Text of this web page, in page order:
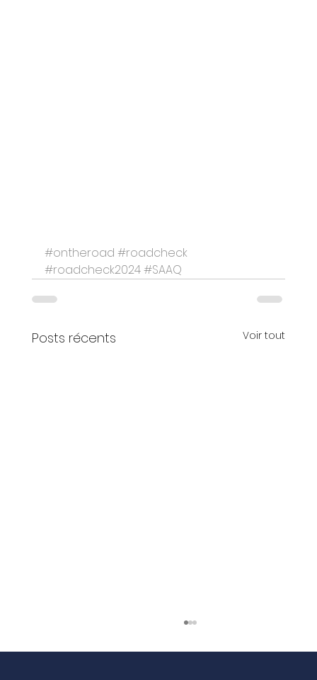
#ontheroad #roadcheck
#roadcheck2024#SAAQ
Posts récents Voir tout